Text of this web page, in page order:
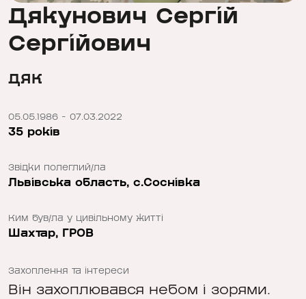
Дякунович Сергій
Сергійович
ДЯК
05.05.1986 - 07.03.2022
35 років
Звідки полеглий/ла
Львівська область, с.Соснівка
Ким був/ла у цивільному житті
Шахтар, ГРОВ
Захоплення та інтереси
Він захоплювався небом і зорями.